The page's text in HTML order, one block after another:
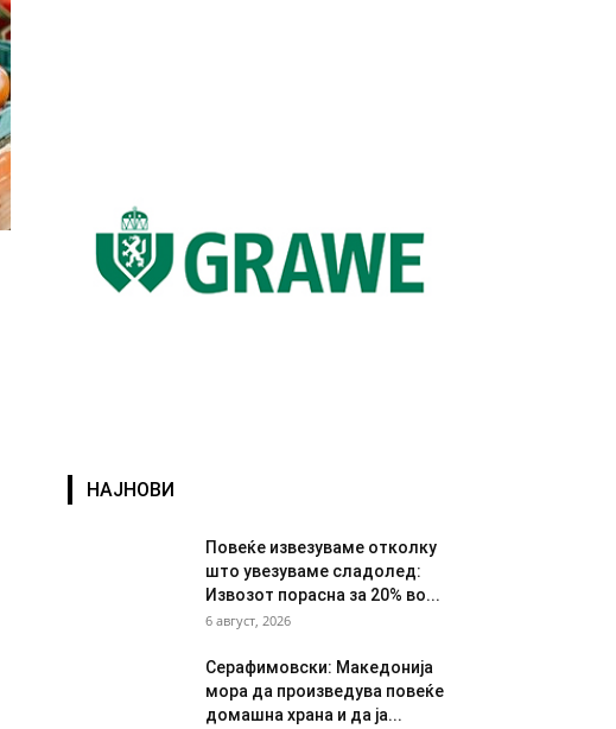
НАЈНОВИ
Повеќе извезуваме отколку
што увезуваме сладолед:
Извозот порасна за 20% во...
6 август, 2026
Серафимовски: Македонија
мора да произведува повеќе
домашна храна и да ја...